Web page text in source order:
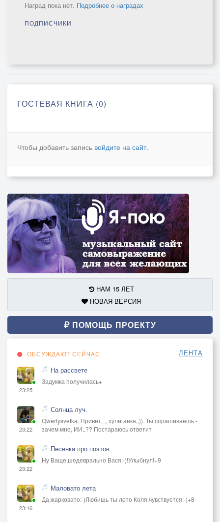
Наград пока нет. Подробнее о наградах
ПОДПИСЧИКИ
ГОСТЕВАЯ КНИГА (0)
Чтобы добавить запись войдите на сайт.
НАМ 15 ЛЕТ
НОВАЯ ВЕРСИЯ
ПОМОЩЬ ПРОЕКТУ
ОБСУЖДАЮТ СЕЙЧАС ЛЕНТА
23:25
На рассвете
Задумка получилась+
23:22
Солнца луч.
Qwertysvetka. Привет, ,, хулиганка,,)). Ты спрашиваешь -
зачем мне, ИИ..?? Постараюсь ответит
23:22
Песенка про поэтов
Ну Ваще,шедеврально Вася:-)!Улыбнул!+9
23:16
Маловато лета
Да,жарковато:-)Любишь ты лето Коля,чувствуется:-)+8